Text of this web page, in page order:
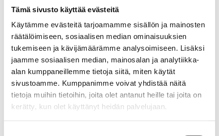
Tämä sivusto käyttää evästeitä
Käytämme evästeitä tarjoamamme sisällön ja mainosten
räätälöimiseen, sosiaalisen median ominaisuuksien
tukemiseen ja kävijämäärämme analysoimiseen. Lisäksi
jaamme sosiaalisen median, mainosalan ja analytiikka-
alan kumppaneillemme tietoja siitä, miten käytät
sivustoamme. Kumppanimme voivat yhdistää näitä
tietoja muihin tietoihin, joita olet antanut heille tai joita on
kerätty, kun olet käyttänyt heidän palvelujaan.
10 55
Nostokoukku,
teleskooppimalli
895
Onkituki hälytyksellä
46-520